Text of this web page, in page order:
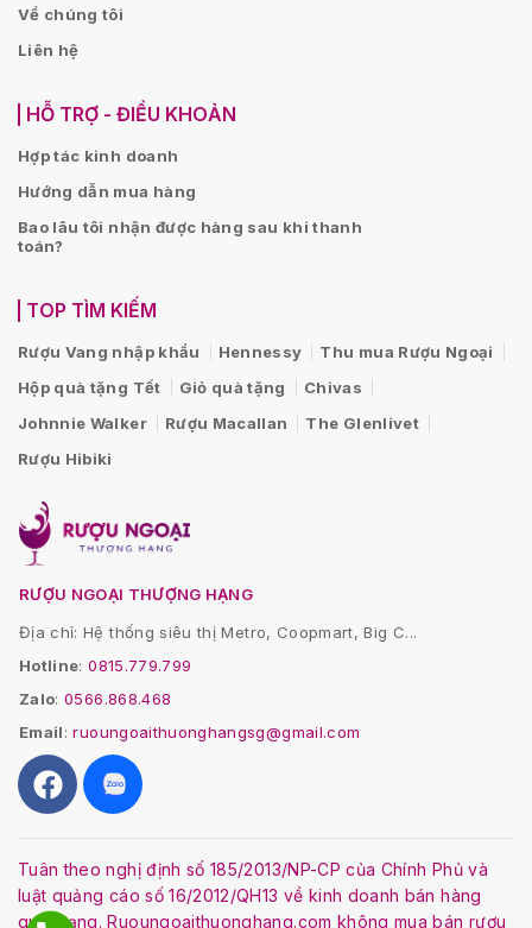
Về chúng tôi
Liên hệ
HỖ TRỢ - ĐIỀU KHOẢN
Hợp tác kinh doanh
Hướng dẫn mua hàng
Bao lâu tôi nhận được hàng sau khi thanh
toán?
TOP TÌM KIẾM
Rượu Vang nhập khẩu Hennessy
Thu mua Rượu Ngoại
Hộp quà tặng Tết
Giỏ quà tặng
Chivas
Johnnie Walker
Rượu Macallan
The Glenlivet
Rượu Hibiki
RƯỢU NGOẠI THƯỢNG HẠNG
Địa chỉ: Hệ thống siêu thị Metro, Coopmart, Big C...
Hotline:0815.779.799
Zalo:0566.868.468
Email:ruoungoaithuonghangsg@gmail.com
Tuân theo nghị định số 185/2013/NP-CP của Chính Phủ và
luật quảng cáo số 16/2012/QH13 về kinh doanh bán hàng
qua mạng. Ruoungoaithuonghang.com không mua bán rượu